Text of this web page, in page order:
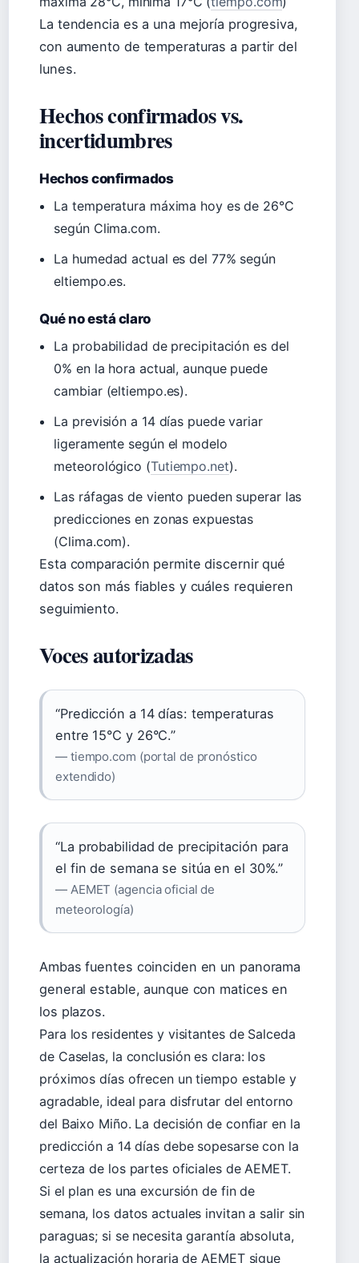
La tendencia es a una mejoría progresiva,
con aumento de temperaturas a partir del
lunes.
Hechos confirmados vs.
incertidumbres
Hechos confirmados
La temperatura máxima hoy es de 26°C
según Clima.com.
La humedad actual es del 77% según
eltiempo.es.
Qué no está claro
La probabilidad de precipitación es del
0% en la hora actual, aunque puede
cambiar (eltiempo.es).
La previsión a 14 días puede variar
ligeramente según el modelo
meteorológico (Tutiempo.net).
Las ráfagas de viento pueden superar las
predicciones en zonas expuestas
(Clima.com).
Esta comparación permite discernir qué
datos son más fiables y cuáles requieren
seguimiento.
Voces autorizadas
“Predicción a 14 días: temperaturas
entre 15°C y 26°C.”
— tiempo.com (portal de pronóstico
extendido)
“La probabilidad de precipitación para
el fin de semana se sitúa en el 30%.”
— AEMET (agencia oficial de
meteorología)
Ambas fuentes coinciden en un panorama
general estable, aunque con matices en
los plazos.
Para los residentes y visitantes de Salceda
de Caselas, la conclusión es clara: los
próximos días ofrecen un tiempo estable y
agradable, ideal para disfrutar del entorno
del Baixo Miño. La decisión de confiar en la
predicción a 14 días debe sopesarse con la
certeza de los partes oficiales de AEMET.
Si el plan es una excursión de fin de
semana, los datos actuales invitan a salir sin
paraguas; si se necesita garantía absoluta,
la actualización horaria de AEMET sigue